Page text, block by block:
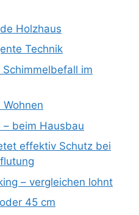
Holzhaus
Technik
im
– beim Hausbau
effektiv Schutz bei
– vergleichen lohnt
45 cm